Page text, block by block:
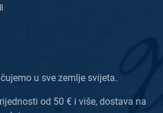
u sve zemlje svijeta.
od 50 € i više, dostava na